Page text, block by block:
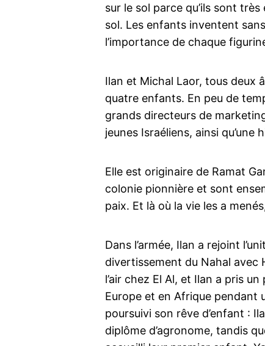
sur le sol parce qu’ils sont très
sol. Les enfants inventent
l’importance de chaque
Ilan et Michal Laor, tous deux
quatre enfants. En peu de
grands directeurs de
jeunes Israéliens, ainsi qu’une
Elle est originaire de Ramat
colonie pionnière et sont
paix. Et là où la vie les a
Dans l’armée, Ilan a rejoint
divertissement du Nahal avec
l’air chez El Al, et Ilan a pris
Europe et en Afrique pendant
poursuivi son rêve d’enfant :
diplôme d’agronome, tandis